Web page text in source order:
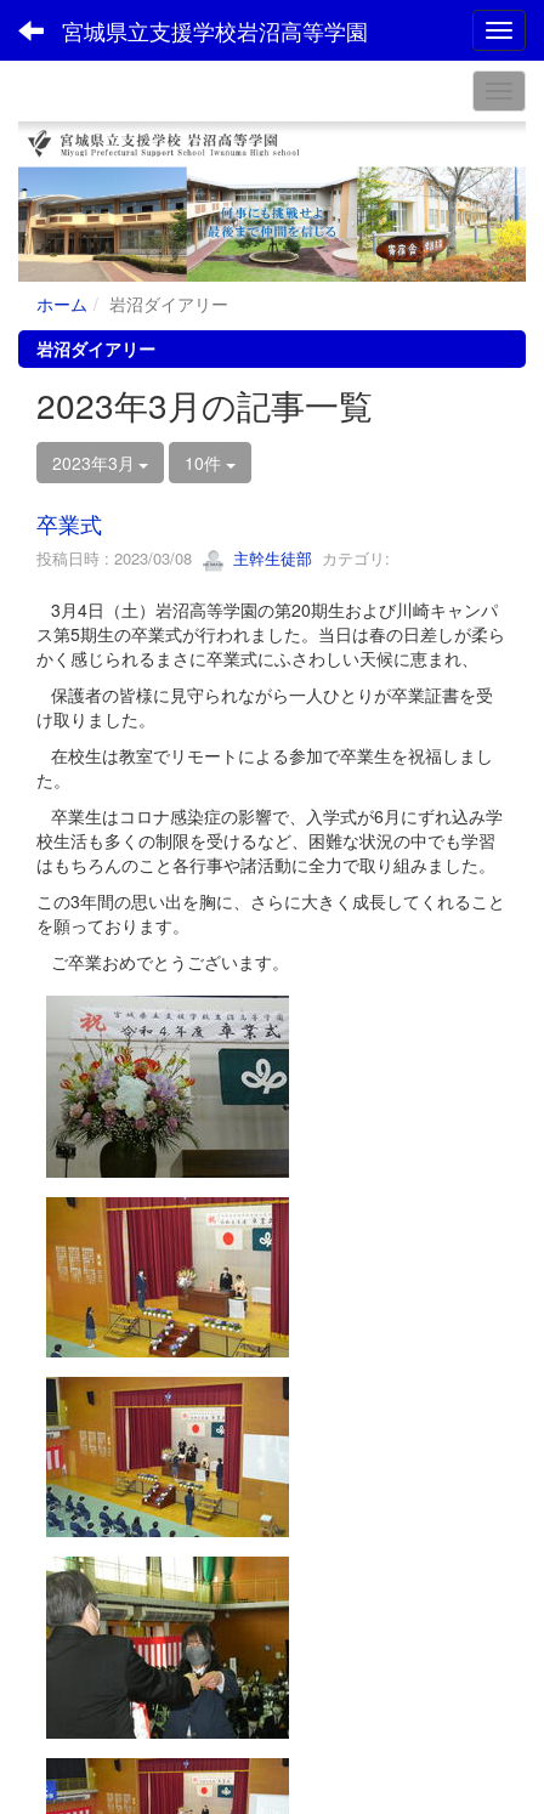
宮城県立支援学校岩沼高等学園
ホーム
岩沼ダイアリー
岩沼ダイアリー
2023年3月の記事一覧
2023年3月 10件
卒業式
投稿日時 : 2023/03/08 主幹生徒部 カテゴリ:
3月4日（土）岩沼高等学園の第20期生および川崎キャンパ
ス第5期生の卒業式が行われました。当日は春の日差しが柔ら
かく感じられるまさに卒業式にふさわしい天候に恵まれ、
保護者の皆様に見守られながら一人ひとりが卒業証書を受
け取りました。
在校生は教室でリモートによる参加で卒業生を祝福しまし
た。
卒業生はコロナ感染症の影響で、入学式が6月にずれ込み学
校生活も多くの制限を受けるなど、困難な状況の中でも学習
はもちろんのこと各行事や諸活動に全力で取り組みました。
この3年間の思い出を胸に、さらに大きく成長してくれること
を願っております。
ご卒業おめでとうございます。